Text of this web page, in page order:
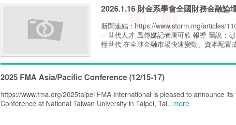
2026.1.16 財金系學會全國財務金融論
新聞連結：https://www.storm.mg/articles/
一世代人才 風傳媒記者唐可欣 報導 圖說：
輕世代 在全球金融市場快速變動、資本配置
2025 FMA Asia/Pacific Conference (12/15-17)
https://www.fma.org/2025taipei FMA International is pleased to announce its
Conference at National Taiwan University in Taipei, Tai...more